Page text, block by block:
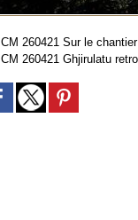
CM 260421 Sur le
CM 260421 Ghjirulatu